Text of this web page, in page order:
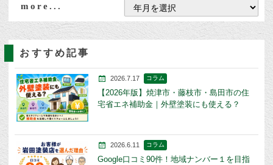
more...
おすすめ記事
2026.7.17 コラム
【2026年版】焼津市・藤枝市・島田市の住
宅省エネ補助金｜外壁塗装にも使える？
2026.6.11 コラム
Google口コミ90件！地域ナンバー１を目指